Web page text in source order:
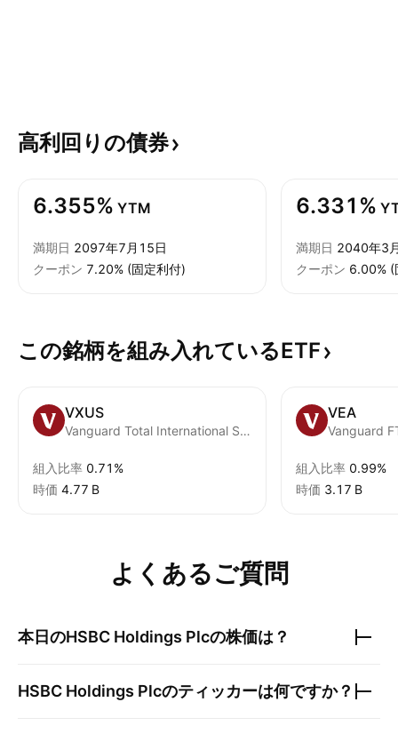
高利回りの債券
6.355% YTM
満期日 2097年7月15日
クーポン 7.20% (固定利付)
6.331%
満期日 2040年3
クーポン 6.00% (
この銘柄を組み入れているETF
VXUS
Vanguard Total International Stock ETF
組入比率 0.71%
時価 ‪4.77 B‬
VEA
組入比率 0.99%
時価 ‪3.17 B‬
よくあるご質問
本日のHSBC Holdings Plcの株価は？
HSBC Holdings Plcのティッカーは何ですか？